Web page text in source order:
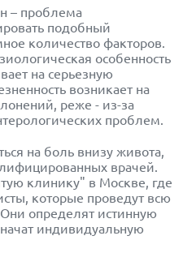
– проблема
подобный
количество факторов.
особенность
на серьезную
возникает на
реже - из-за
проблем.
на боль внизу живота,
врачей.
клинику" в Москве, где
которые проведут всю
определят истинную
индивидуальную